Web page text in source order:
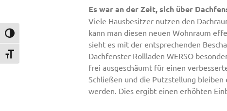
Umschalten auf hohe Kontraste
Schrift vergrößern
Es war an der Zeit, sich über
Viele Hausbesitzer nutzen den
kann man diesen neuen Wohnraum
sieht es mit der entsprechenden
Dachfenster-Rollladen WERSO
frei ausgeschäumt für einen
Schließen und die Putzstellung bleiben
werden. Dies ergibt einen erhöhten